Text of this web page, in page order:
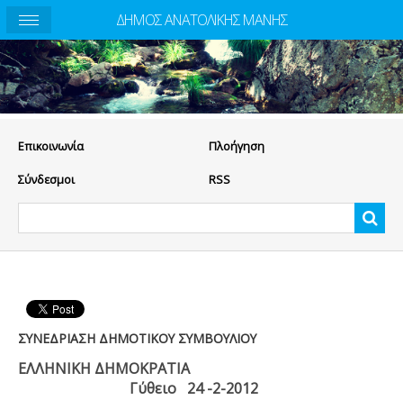
Eπικοινωνία Πλοήγηση
Σύνδεσμοι RSS
ΣΥΝΕΔΡΙΑΣΗ ΔΗΜΟΤΙΚΟΥ ΣΥΜΒΟΥΛΙΟΥ
ΕΛΛΗΝΙΚΗ ΔΗΜΟΚΡΑΤΙΑ
Γύθειο 24 -2-2012
ΔΗΜΟΣ ΑΝΑΤΟΛΙΚΗΣ ΜΑΝΗΣ